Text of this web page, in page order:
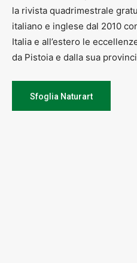
la rivista quadrimestrale
italiano e inglese dal 2010
Italia e all’estero le
da Pistoia e dalla sua
Sfoglia Naturart